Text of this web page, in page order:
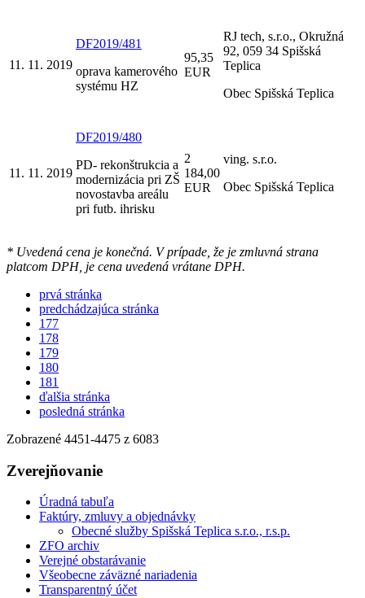
11. 11. 2019
DF2019/481
oprava kamerového
systému HZ
95,35
EUR
RJ tech, s.r.o., Okružná
92, 059 34 Spišská
Teplica
Obec Spišská Teplica
11. 11. 2019
DF2019/480
PD- rekonštrukcia a
modernizácia pri ZŠ
novostavba areálu
pri futb. ihrisku
2
184,00
EUR
ving. s.r.o.
Obec Spišská Teplica
* Uvedená cena je konečná. V prípade, že je zmluvná strana
platcom DPH, je cena uvedená vrátane DPH.
prvá stránka
predchádzajúca stránka
177
178
179
180
181
ďalšia stránka
posledná stránka
Zobrazené 4451-4475 z 6083
Zverejňovanie
Úradná tabuľa
Faktúry, zmluvy a objednávky
Obecné služby Spišská Teplica s.r.o., r.s.p.
ZFO archiv
Verejné obstarávanie
Všeobecne záväzné nariadenia
Transparentný účet